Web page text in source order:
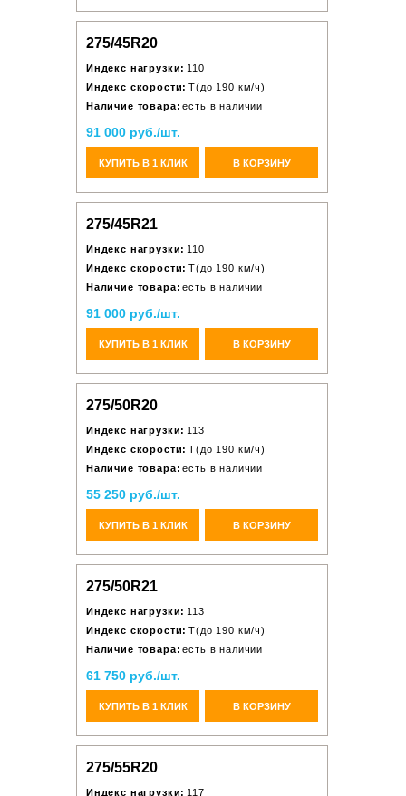
275/45R20
Индекс нагрузки: 110
Индекс скорости: T(до 190 км/ч)
Наличие товара: есть в наличии
91 000 руб./шт.
КУПИТЬ В 1 КЛИК В КОРЗИНУ
275/45R21
Индекс нагрузки: 110
Индекс скорости: T(до 190 км/ч)
Наличие товара: есть в наличии
91 000 руб./шт.
КУПИТЬ В 1 КЛИК В КОРЗИНУ
275/50R20
Индекс нагрузки: 113
Индекс скорости: T(до 190 км/ч)
Наличие товара: есть в наличии
55 250 руб./шт.
КУПИТЬ В 1 КЛИК В КОРЗИНУ
275/50R21
Индекс нагрузки: 113
Индекс скорости: T(до 190 км/ч)
Наличие товара: есть в наличии
61 750 руб./шт.
КУПИТЬ В 1 КЛИК В КОРЗИНУ
275/55R20
Индекс нагрузки: 117